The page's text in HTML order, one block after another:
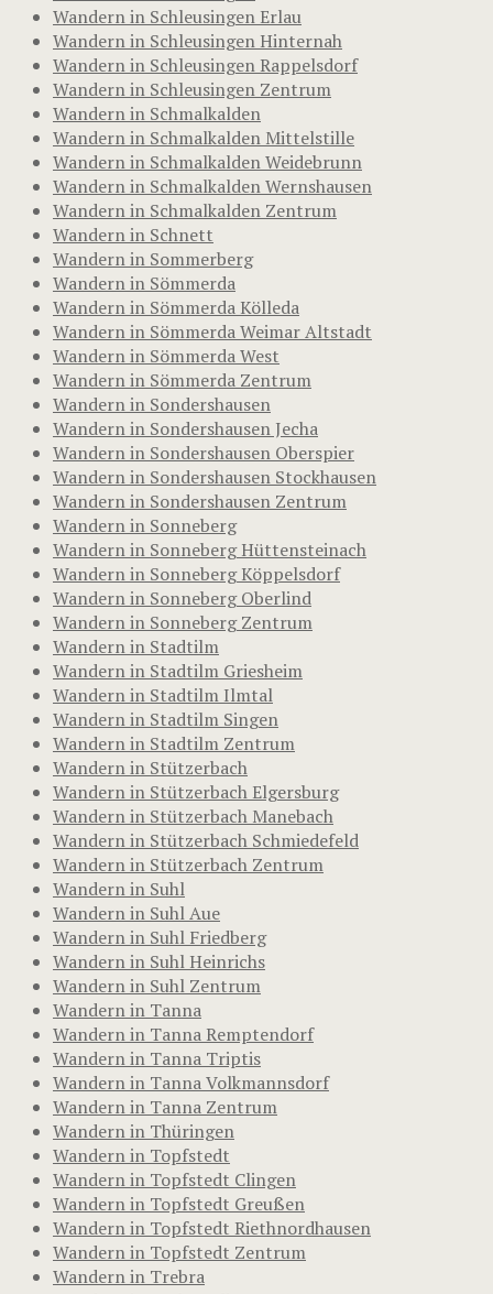
Wandern in Schleusingen Erlau
Wandern in Schleusingen Hinternah
Wandern in Schleusingen Rappelsdorf
Wandern in Schleusingen Zentrum
Wandern in Schmalkalden
Wandern in Schmalkalden Mittelstille
Wandern in Schmalkalden Weidebrunn
Wandern in Schmalkalden Wernshausen
Wandern in Schmalkalden Zentrum
Wandern in Schnett
Wandern in Sommerberg
Wandern in Sömmerda
Wandern in Sömmerda Kölleda
Wandern in Sömmerda Weimar Altstadt
Wandern in Sömmerda West
Wandern in Sömmerda Zentrum
Wandern in Sondershausen
Wandern in Sondershausen Jecha
Wandern in Sondershausen Oberspier
Wandern in Sondershausen Stockhausen
Wandern in Sondershausen Zentrum
Wandern in Sonneberg
Wandern in Sonneberg Hüttensteinach
Wandern in Sonneberg Köppelsdorf
Wandern in Sonneberg Oberlind
Wandern in Sonneberg Zentrum
Wandern in Stadtilm
Wandern in Stadtilm Griesheim
Wandern in Stadtilm Ilmtal
Wandern in Stadtilm Singen
Wandern in Stadtilm Zentrum
Wandern in Stützerbach
Wandern in Stützerbach Elgersburg
Wandern in Stützerbach Manebach
Wandern in Stützerbach Schmiedefeld
Wandern in Stützerbach Zentrum
Wandern in Suhl
Wandern in Suhl Aue
Wandern in Suhl Friedberg
Wandern in Suhl Heinrichs
Wandern in Suhl Zentrum
Wandern in Tanna
Wandern in Tanna Remptendorf
Wandern in Tanna Triptis
Wandern in Tanna Volkmannsdorf
Wandern in Tanna Zentrum
Wandern in Thüringen
Wandern in Topfstedt
Wandern in Topfstedt Clingen
Wandern in Topfstedt Greußen
Wandern in Topfstedt Riethnordhausen
Wandern in Topfstedt Zentrum
Wandern in Trebra